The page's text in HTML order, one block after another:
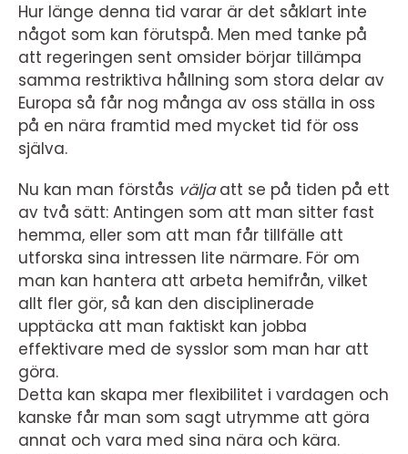
Hur länge denna tid varar är det såklart inte
något som kan förutspå. Men med tanke på
att regeringen sent omsider börjar tillämpa
samma restriktiva hållning som stora delar av
Europa så får nog många av oss ställa in oss
på en nära framtid med mycket tid för oss
själva.
Nu kan man förstås väljaatt se på tiden på ett
av två sätt: Antingen som att man sitter fast
hemma, eller som att man får tillfälle att
utforska sina intressen lite närmare. För om
man kan hantera att arbeta hemifrån, vilket
allt fler gör, så kan den disciplinerade
upptäcka att man faktiskt kan jobba
effektivare med de sysslor som man har att
göra.
Detta kan skapa mer flexibilitet i vardagen och
kanske får man som sagt utrymme att göra
annat och vara med sina nära och kära.